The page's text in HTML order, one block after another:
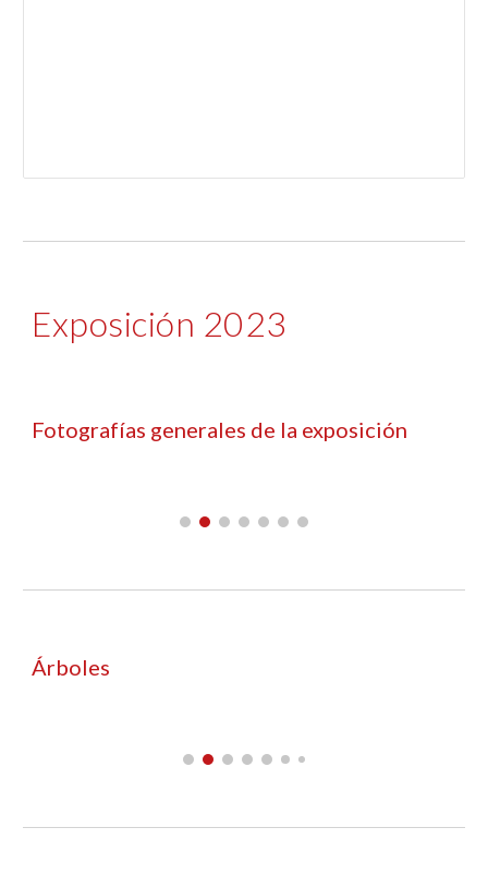
Exposición 2023
Fotografías generales de la exposición
Árboles